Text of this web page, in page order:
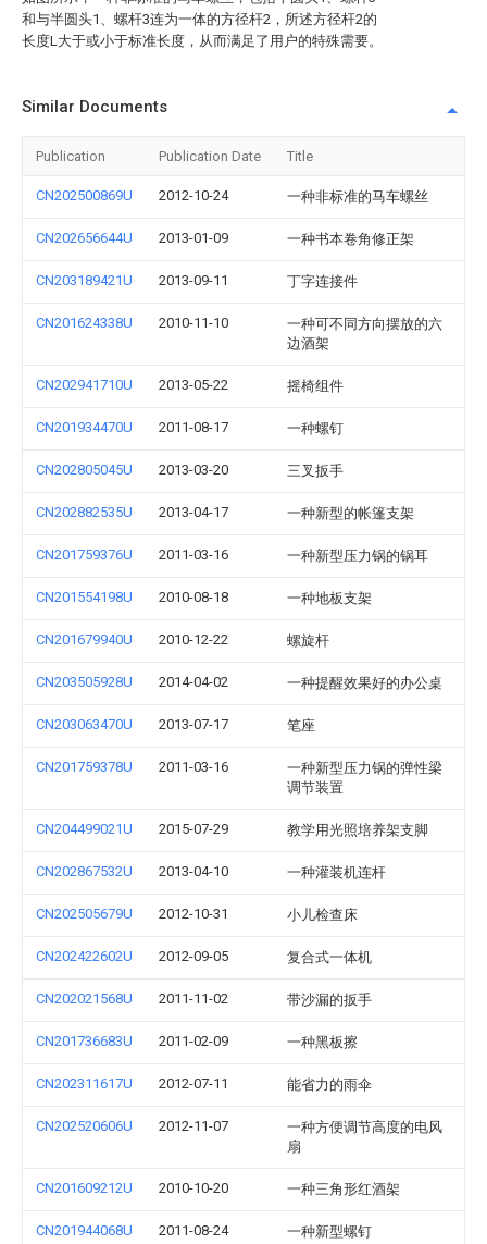
和与半圆头1、螺杆3连为一体的方径杆2，所述方径杆2的
长度L大于或小于标准长度，从而满足了用户的特殊需要。
Similar Documents
Publication Publication Date Title
CN202500869U 2012-10-24 一种非标准的马车螺丝
CN202656644U 2013-01-09 一种书本卷角修正架
CN203189421U 2013-09-11 丁字连接件
CN201624338U 2010-11-10
一种可不同方向摆放的六
边酒架
CN202941710U 2013-05-22 摇椅组件
CN201934470U 2011-08-17 一种螺钉
CN202805045U 2013-03-20 三叉扳手
CN202882535U 2013-04-17 一种新型的帐篷支架
CN201759376U 2011-03-16 一种新型压力锅的锅耳
CN201554198U 2010-08-18 一种地板支架
CN201679940U 2010-12-22 螺旋杆
CN203505928U 2014-04-02 一种提醒效果好的办公桌
CN203063470U 2013-07-17 笔座
CN201759378U 2011-03-16
一种新型压力锅的弹性梁
调节装置
CN204499021U 2015-07-29 教学用光照培养架支脚
CN202867532U 2013-04-10 一种灌装机连杆
CN202505679U 2012-10-31 小儿检查床
CN202422602U 2012-09-05 复合式一体机
CN202021568U 2011-11-02 带沙漏的扳手
CN201736683U 2011-02-09 一种黑板擦
CN202311617U 2012-07-11 能省力的雨伞
CN202520606U 2012-11-07
一种方便调节高度的电风
扇
CN201609212U 2010-10-20 一种三角形红酒架
CN201944068U 2011-08-24 一种新型螺钉